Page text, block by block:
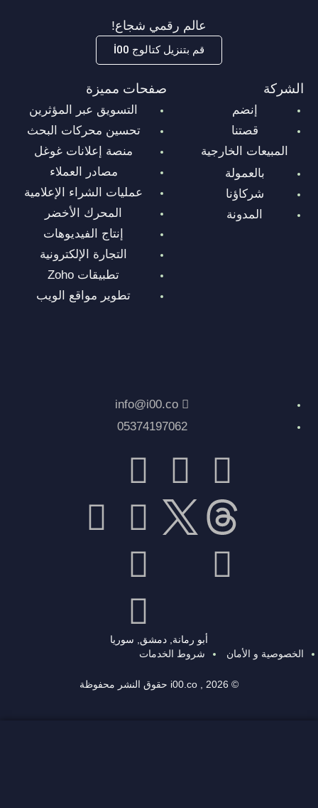
عالم رقمي شجاع!
قم بتنزيل كتالوج İ00
الشركة
إنضم
قصتنا
المبيعات الخارجية
بالعمولة
شركاؤنا
المدونة
صفحات مميزة
التسويق عبر المؤثرين
تحسين محركات البحث
منصة إعلانات غوغل
مصادر العملاء
عمليات الشراء الإعلامية
المحرك الأخضر
إنتاج الفيديوهات
التجارة الإلكترونية
تطبيقات Zoho
تطوير مواقع الويب
info@i00.co
05374197062
أبو رمانة, دمشق, سوريا
الخصوصية و الأمان
شروط الخدمات
© 2026 , i00.co حقوق النشر محفوظة